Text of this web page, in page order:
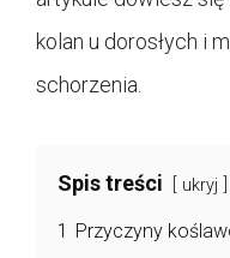
kolan u dorosłych i
schorzenia.
Spis treści ukryj
1 Przyczyny